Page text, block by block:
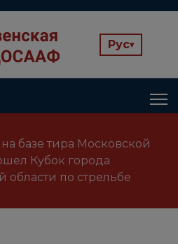
Рус▾
базе тира Московской
Кубок города
по стрельбе